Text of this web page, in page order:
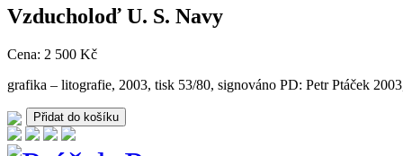
Vzducholoď U. S. Navy
Cena: 2 500 Kč
grafika – litografie, 2003, tisk 53/80, signováno PD: Petr